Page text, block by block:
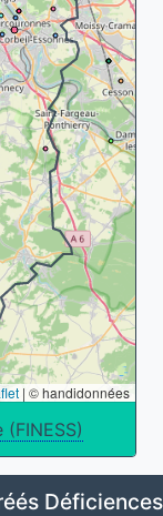
| © handidonnées